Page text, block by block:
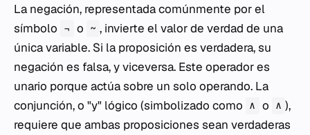
La negación, representada comúnmente por el
símbolo ¬ o ~ , invierte el valor de verdad de una
única variable. Si la proposición es verdadera, su
negación es falsa, y viceversa. Este operador es
unario porque actúa sobre un solo operando. La
conjunción, o "y" lógico (simbolizado como ∧ o ∧ ),
requiere que ambas proposiciones sean verdaderas